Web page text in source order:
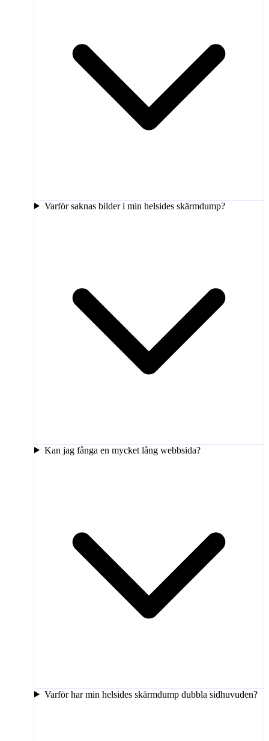
Varför saknas bilder i min helsides skärmdump?
Kan jag fånga en mycket lång webbsida?
Varför har min helsides skärmdump dubbla sidhuvuden?